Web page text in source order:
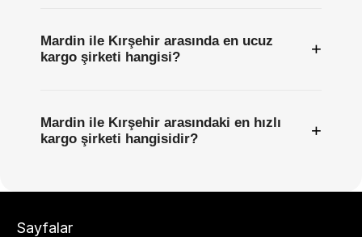
Mardin ile Kırşehir arasında en ucuz
kargo şirketi hangisi?
+
Mardin ile Kırşehir arasındaki en hızlı
kargo şirketi hangisidir?
+
Sayfalar